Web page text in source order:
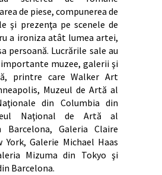
de piese, compunerea de
şi prezenţa pe scenele de
a ironiza atât lumea artei,
persoană. Lucrările sale au
muzee, galerii şi
printre care Walker Art
Muzeul de Artă al
din Columbia din
Naţional de Artă al
Barcelona, Galeria Claire
York, Galerie Michael Haas
Mizuma din Tokyo şi
Barcelona.